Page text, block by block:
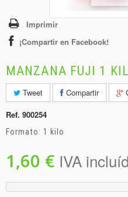
Imprimir
¡Compartir en Facebook!
MANZANA FUJI 1
Tweet Compartir
Ref. 900254
Formato: 1 kilo
1,60 € IVA